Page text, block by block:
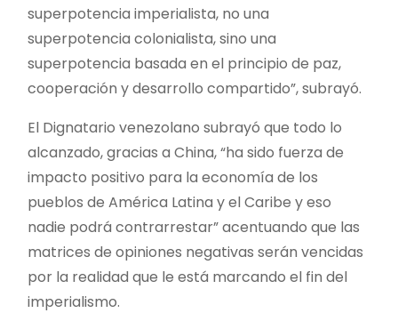
superpotencia imperialista, no una
superpotencia colonialista, sino una
superpotencia basada en el principio de paz,
cooperación y desarrollo compartido”, subrayó.
El Dignatario venezolano subrayó que todo lo
alcanzado, gracias a China, “ha sido fuerza de
impacto positivo para la economía de los
pueblos de América Latina y el Caribe y eso
nadie podrá contrarrestar” acentuando que las
matrices de opiniones negativas serán vencidas
por la realidad que le está marcando el fin del
imperialismo.